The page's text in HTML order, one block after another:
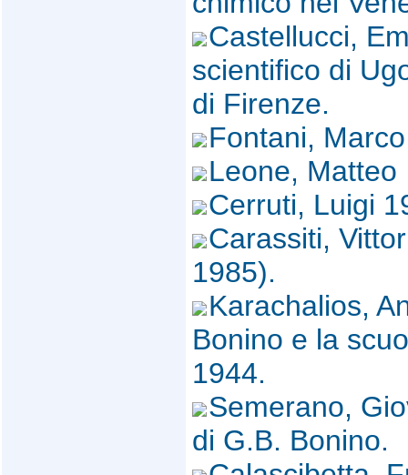
Castellucci,
scientifico di
di Firenze.
Fontani,
Leone,
Cerruti, Luigi
Carassiti,
1985).
Karachalios,
Bonino e la
1944.
Semerano,
di G.B. Bonino.